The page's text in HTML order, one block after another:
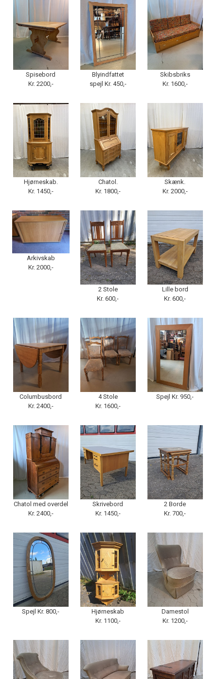
Spisebord
Kr. 2200,-
Blyindfattet
spejl Kr. 450,-
Skibsbriks
Kr. 1600,-
Hjørneskab.
Kr. 1450,-
Chatol.
Kr. 1800,-
Skænk.
Kr. 2000,-
Arkivskab
Kr. 2000,-
2 Stole
Kr. 600,-
Lille bord
Kr. 600,-
Columbusbord
Kr. 2400,-
4 Stole
Kr. 1600,-
Spejl Kr. 950,-
Chatol med overdel
Kr. 2400,-
Skrivebord
Kr. 1450,-
2 Borde
Kr. 700,-
Spejl Kr. 800,-
Hjørneskab
Kr. 1100,-
Damestol
Kr. 1200,-